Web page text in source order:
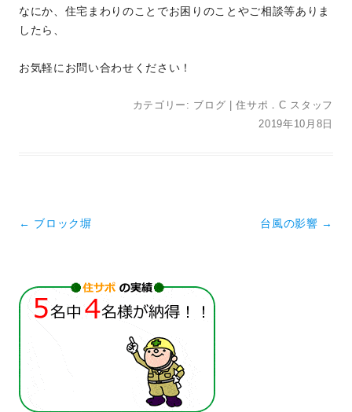
なにか、住宅まわりのことでお困りのことやご相談等ありま
したら、
お気軽にお問い合わせください！
カテゴリー: ブログ |住サポ．C スタッフ
2019年10月8日
投稿ナビゲーション
← ブロック塀 台風の影響 →